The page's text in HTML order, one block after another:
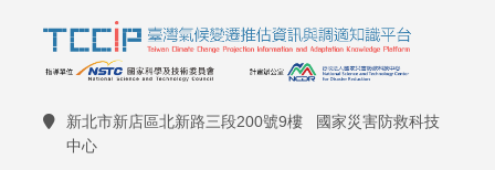
新北市新店區北新路三段200號9樓 國家災害防救科技
中心